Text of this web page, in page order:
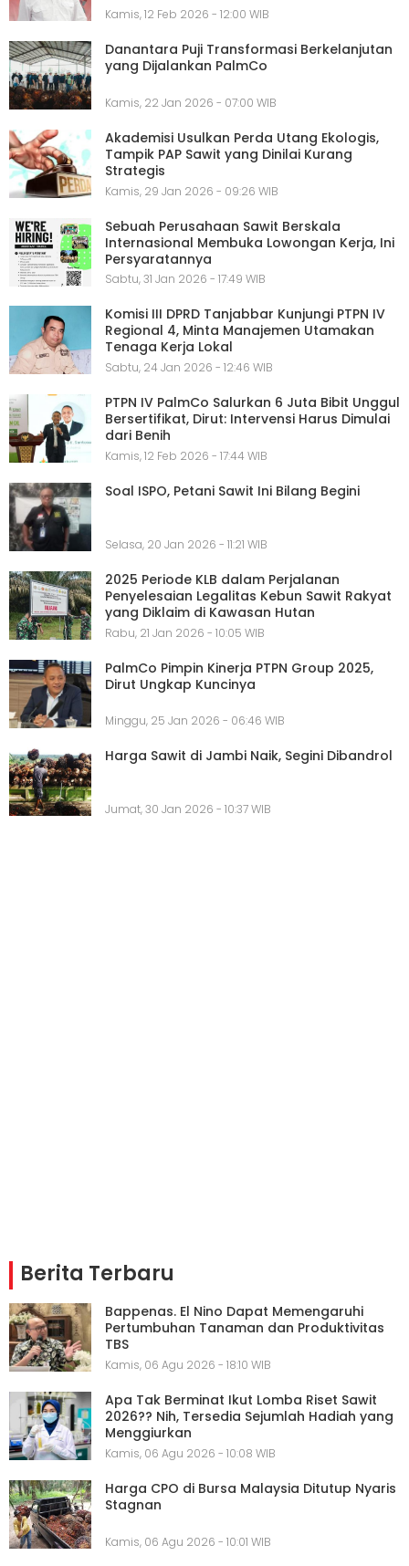
Kamis, 12 Feb 2026 - 12:00 WIB
Danantara Puji Transformasi Berkelanjutan
yang Dijalankan PalmCo
Kamis, 22 Jan 2026 - 07:00 WIB
Akademisi Usulkan Perda Utang Ekologis,
Tampik PAP Sawit yang Dinilai Kurang
Strategis
Kamis, 29 Jan 2026 - 09:26 WIB
Sebuah Perusahaan Sawit Berskala
Internasional Membuka Lowongan Kerja, Ini
Persyaratannya
Sabtu, 31 Jan 2026 - 17:49 WIB
Komisi III DPRD Tanjabbar Kunjungi PTPN IV
Regional 4, Minta Manajemen Utamakan
Tenaga Kerja Lokal
Sabtu, 24 Jan 2026 - 12:46 WIB
PTPN IV PalmCo Salurkan 6 Juta Bibit Unggul
Bersertifikat, Dirut: Intervensi Harus Dimulai
dari Benih
Kamis, 12 Feb 2026 - 17:44 WIB
Soal ISPO, Petani Sawit Ini Bilang Begini
Selasa, 20 Jan 2026 - 11:21 WIB
2025 Periode KLB dalam Perjalanan
Penyelesaian Legalitas Kebun Sawit Rakyat
yang Diklaim di Kawasan Hutan
Rabu, 21 Jan 2026 - 10:05 WIB
PalmCo Pimpin Kinerja PTPN Group 2025,
Dirut Ungkap Kuncinya
Minggu, 25 Jan 2026 - 06:46 WIB
Harga Sawit di Jambi Naik, Segini Dibandrol
Jumat, 30 Jan 2026 - 10:37 WIB
Berita Terbaru
Bappenas. El Nino Dapat Memengaruhi
Pertumbuhan Tanaman dan Produktivitas
TBS
Kamis, 06 Agu 2026 - 18:10 WIB
Apa Tak Berminat Ikut Lomba Riset Sawit
2026?? Nih, Tersedia Sejumlah Hadiah yang
Menggiurkan
Kamis, 06 Agu 2026 - 10:08 WIB
Harga CPO di Bursa Malaysia Ditutup Nyaris
Stagnan
Kamis, 06 Agu 2026 - 10:01 WIB